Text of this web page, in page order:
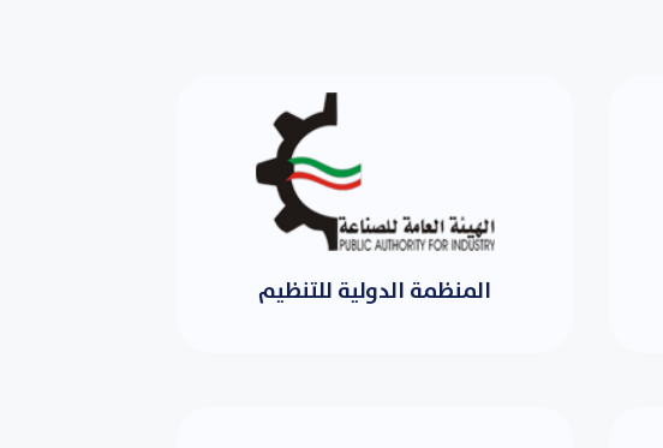
المنظمة الدولية للتنظيم